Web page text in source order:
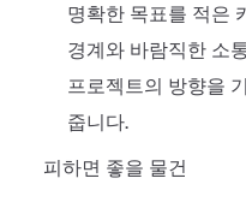
명확한 목표를 적은
경계와 바람직한 소
프로젝트의 방향을
줍니다.
피하면 좋을 물건